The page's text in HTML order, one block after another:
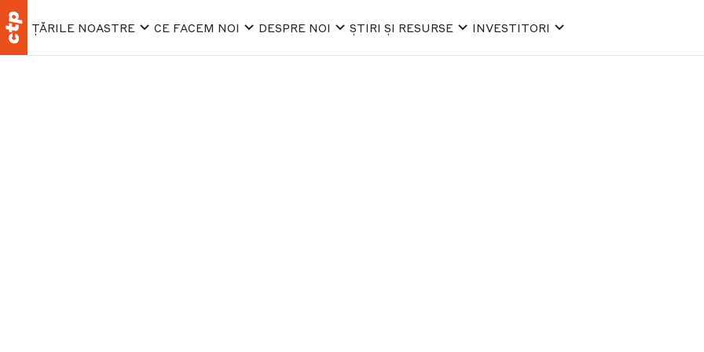
ȚĂRILE NOASTRE CE FACEM NOI DESPRE NOI ȘTIRI ȘI RESURSE INVESTITORI